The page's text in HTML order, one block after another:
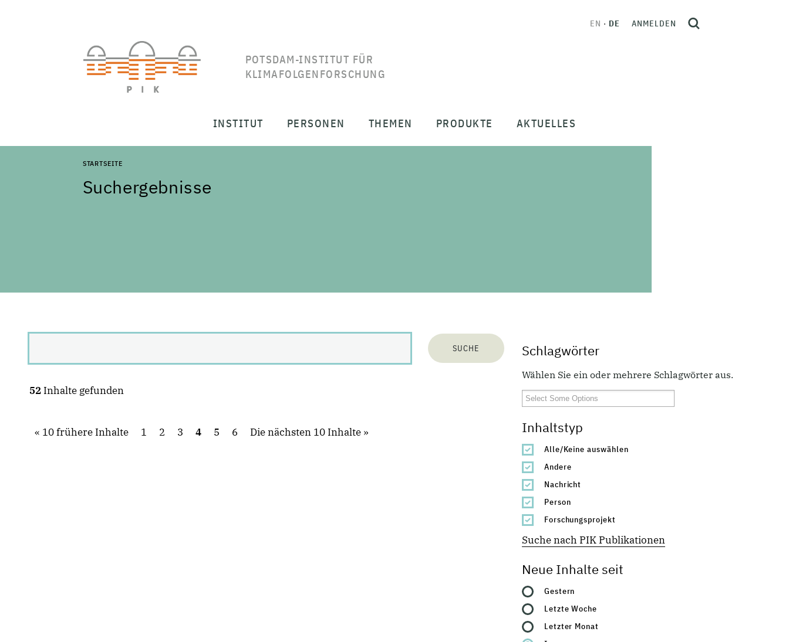
POTSDAM-INSTITUT FÜR
KLIMAFOLGENFORSCHUNG
EN DE ANMELDEN
INSTITUT PERSONEN THEMEN PRODUKTE AKTUELLES
STARTSEITE
Suchergebnisse
Schlagwörter
Wählen Sie ein oder mehrere Schlagwörter aus.
Inhaltstyp
Alle/Keine auswählen
Andere
Nachricht
Person
Forschungsprojekt
Suche nach PIK Publikationen
Neue Inhalte seit
Gestern
Letzte Woche
Letzter Monat
52 Inhalte gefunden
10 frühere Inhalte 1 2 3 4 5 6 Die nächsten 10 Inhalte